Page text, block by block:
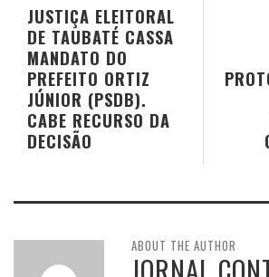
JUSTIÇA ELEITORAL
DE TAUBATÉ CASSA
MANDATO DO
PREFEITO ORTIZ
JÚNIOR (PSDB).
CABE RECURSO DA
DECISÃO
ABOUT THE AUTHOR
JORNAL